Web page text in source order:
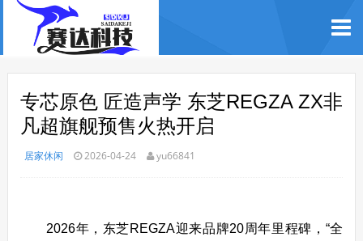
专芯原色 匠造声学 东芝REGZA ZX非
凡超旗舰预售火热开启
居家休闲 2026-04-24 yu66841
2026年，东芝REGZA迎来品牌20周年里程碑，“全